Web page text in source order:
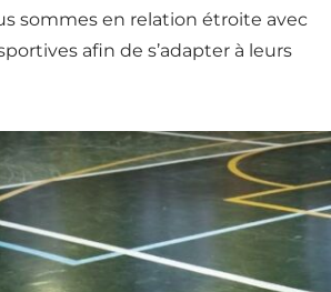
sommes en relation étroite avec
afin de s’adapter à leurs